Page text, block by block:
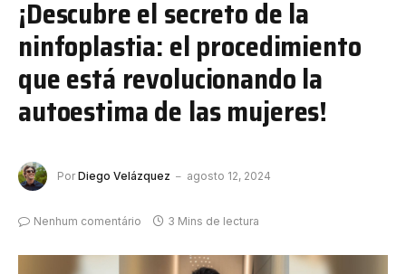
¡Descubre el secreto de la
ninfoplastia: el procedimiento
que está revolucionando la
autoestima de las mujeres!
Por Diego Velázquez agosto 12, 2024
Nenhum comentário 3 Mins de lectura